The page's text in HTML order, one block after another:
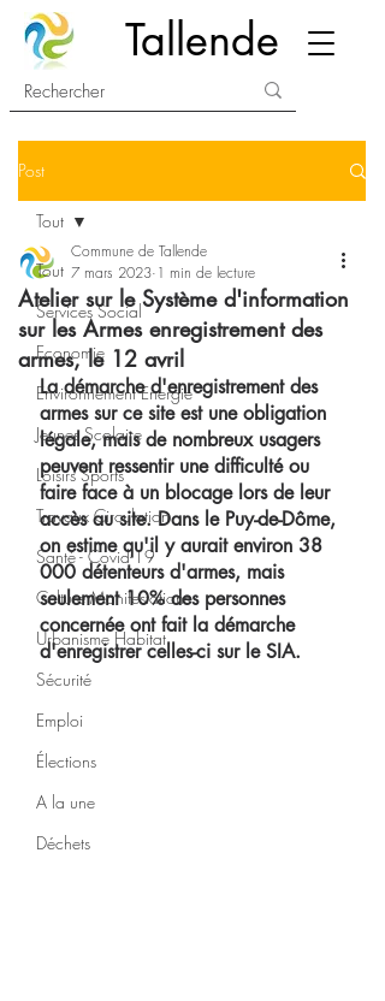
Tallende
Post
Tout
Services Social
Economie
Environnement Energie
Jeunes Scolaire
Loisirs Sports
Travaux Circulation
Santé - Covid-19
Culture Manifestations
Urbanisme Habitat
Sécurité
Emploi
Élections
A la une
Déchets
Tout
Atelier sur le Système d'information
sur les Armes enregistrement des
armes, le 12 avril
Commune de Tallende
7 mars 2023 1 min de lecture
La démarche d'enregistrement des
armes sur ce site est une obligation
légale, mais de nombreux usagers
peuvent ressentir une difficulté ou
faire face à un blocage lors de leur
accès au site. Dans le Puy-de-Dôme,
on estime qu'il y aurait environ 38
000 détenteurs d'armes, mais
seulement 10% des personnes
concernée ont fait la démarche
d'enregistrer celles-ci sur le SIA.